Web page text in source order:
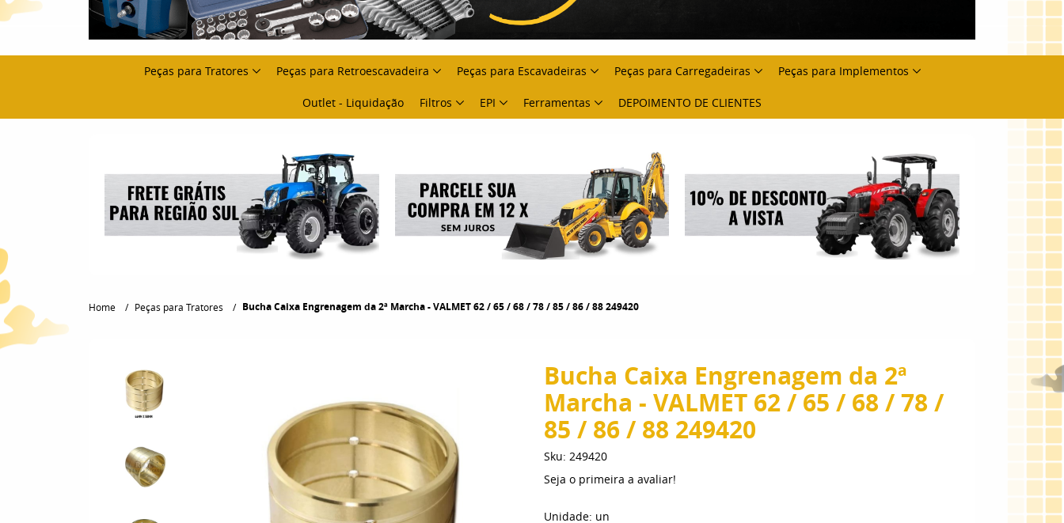
Peças para Tratores Peças para Retroescavadeira Peças para Escavadeiras Peças para Carregadeiras Peças para Implementos
Outlet - Liquidação Filtros EPI Ferramentas DEPOIMENTO DE CLIENTES
Home Peças para Tratores Bucha Caixa Engrenagem da 2ª Marcha - VALMET 62 / 65 / 68 / 78 / 85 / 86 / 88 249420
Bucha Caixa Engrenagem da 2ª
Marcha - VALMET 62 / 65 / 68 / 78 /
85 / 86 / 88 249420
Sku: 249420
Seja o primeira a avaliar!
Unidade: un